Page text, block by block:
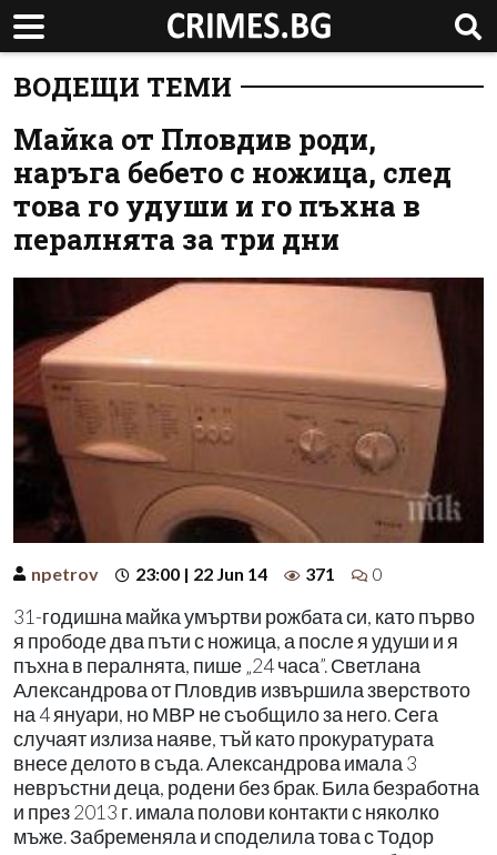
ВОДЕЩИ ТЕМИ
Майка от Пловдив роди,
наръга бебето с ножица, след
това го удуши и го пъхна в
пералнята за три дни
npetrov 23:00 | 22 Jun 14 371 0
31-годишна майка умъртви рожбата си, като първо
я прободе два пъти с ножица, а после я удуши и я
пъхна в пералнята, пише „24 часа”. Светлана
Александрова от Пловдив извършила зверството
на 4 януари, но МВР не съобщило за него. Сега
случаят излиза наяве, тъй като прокуратурата
внесе делото в съда. Александрова имала 3
невръстни деца, родени без брак. Била безработна
и през 2013 г. имала полови контакти с няколко
мъже. Забременяла и споделила това с Тодор